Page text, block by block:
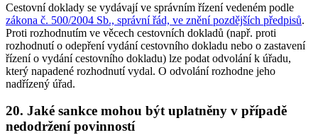
Cestovní doklady se vydávají ve správním řízení vedeném podle
zákona č. 500/2004 Sb., správní řád, ve znění pozdějších předpisů.
Proti rozhodnutím ve věcech cestovních dokladů (např. proti
rozhodnutí o odepření vydání cestovního dokladu nebo o zastavení
řízení o vydání cestovního dokladu) lze podat odvolání k úřadu,
který napadené rozhodnutí vydal. O odvolání rozhodne jeho
nadřízený úřad.
20. Jaké sankce mohou být uplatněny v případě
nedodržení povinností